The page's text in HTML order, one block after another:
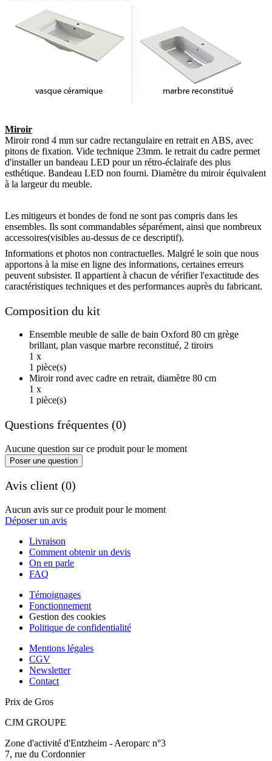
Miroir
Miroir rond 4 mm sur cadre rectangulaire en retrait en ABS, avec
pitons de fixation. Vide technique 23mm. le retrait du cadre permet
d'installer un bandeau LED pour un rétro-éclairafe des plus
esthétique. Bandeau LED non fourni. Diamètre du miroir équivalent
à la largeur du meuble.
Les mitigeurs et bondes de fond ne sont pas compris dans les
ensembles. Ils sont commandables séparément, ainsi que nombreux
accessoires(visibles au-dessus de ce descriptif).
Informations et photos non contractuelles. Malgré le soin que nous
apportons à la mise en ligne des informations, certaines erreurs
peuvent subsister. Il appartient à chacun de vérifier l'exactitude des
caractéristiques techniques et des performances auprès du fabricant.
Composition du kit
Ensemble meuble de salle de bain Oxford 80 cm grège
brillant, plan vasque marbre reconstitué, 2 tiroirs
1 x
1 pièce(s)
Miroir rond avec cadre en retrait, diamètre 80 cm
1 x
1 pièce(s)
Questions fréquentes (0)
Aucune question sur ce produit pour le moment
Poser une question
Avis client (0)
Aucun avis sur ce produit pour le moment
Déposer un avis
Livraison
Comment obtenir un devis
On en parle
FAQ
Témoignages
Fonctionnement
Gestion des cookies
Politique de confidentialité
Mentions légales
CGV
Newsletter
Contact
Prix de Gros
CJM GROUPE
Zone d'activité d'Entzheim - Aeroparc n°3
7, rue du Cordonnier